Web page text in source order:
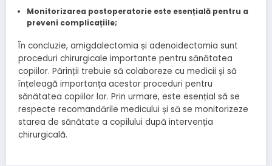
Monitorizarea postoperatorie este esențială pentru a
preveni complicațiile;
În concluzie, amigdalectomia și adenoidectomia sunt
proceduri chirurgicale importante pentru sănătatea
copiilor. Părinții trebuie să colaboreze cu medicii și să
înțeleagă importanța acestor proceduri pentru
sănătatea copiilor lor. Prin urmare, este esențial să se
respecte recomandările medicului și să se monitorizeze
starea de sănătate a copilului după intervenția
chirurgicală.